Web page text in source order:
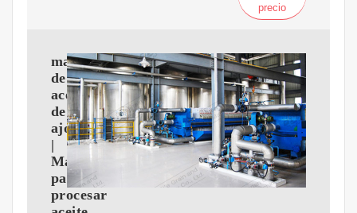
precio
maquina
de
aceite
de
ajonjolí
|
Maquina
para
procesar